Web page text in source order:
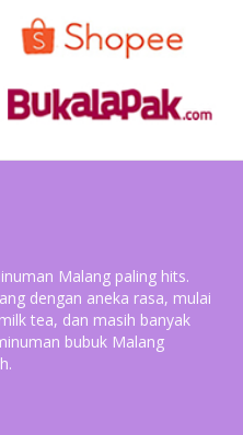
Malang paling hits.
dengan aneka rasa, mulai
tea, dan masih banyak
bubuk Malang